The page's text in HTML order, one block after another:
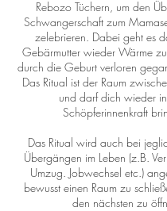
Rebozo Tüchern, um den
Schwangerschaft zum
zelebrieren. Dabei geht es
Gebärmutter wieder Wärme
durch die Geburt verloren
Das Ritual ist der Raum
und darf dich wieder
Schöpferinnenkraft
Das Ritual wird auch bei
Übergängen im Leben (z.B.
Umzug. Jobwechsel etc.)
bewusst einen Raum zu
den nächsten zu